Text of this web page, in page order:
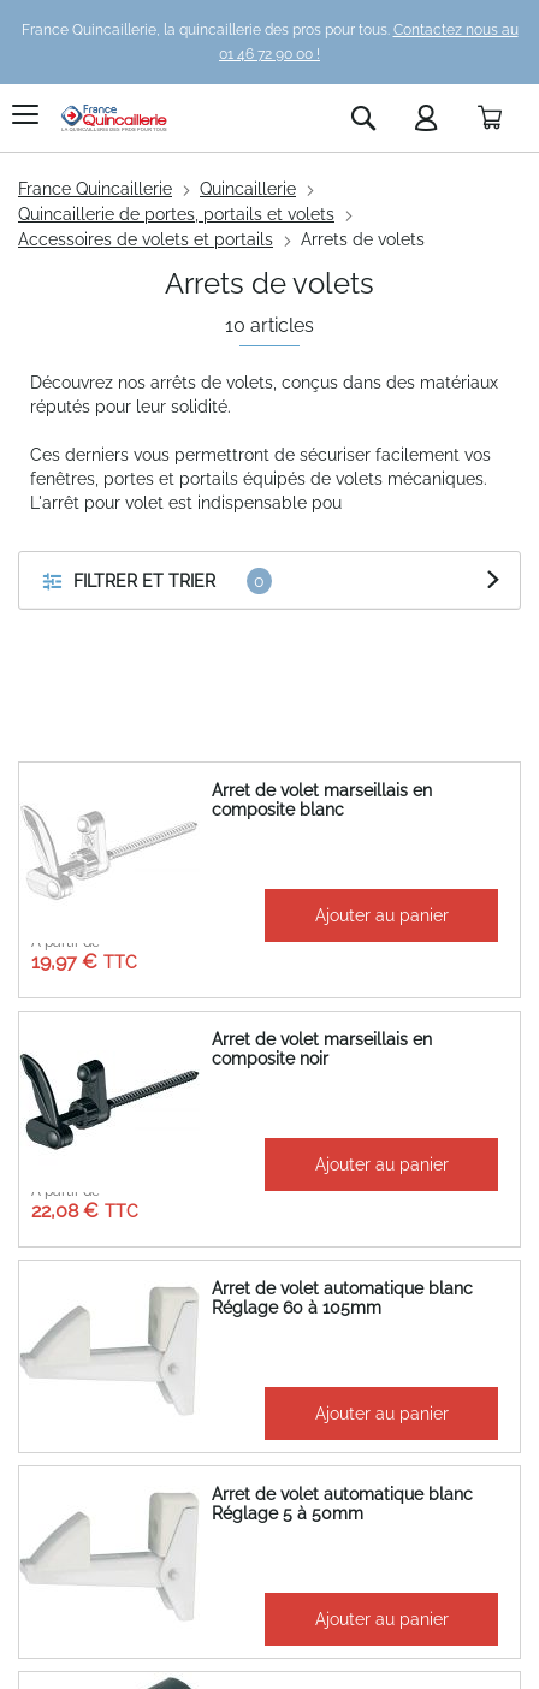
France Quincaillerie, la quincaillerie des pros pour tous. Contactez nous au
01 46 72 90 00 !
Rechercher
France Quincaillerie
Quincaillerie
Quincaillerie de portes, portails et volets
Accessoires de volets et portails
Arrets de volets
FILTRER ET TRIER
10 articles
Arrets de volets
Découvrez nos arrêts de volets, conçus dans des matériaux
réputés pour leur solidité.
Ces derniers vous permettront de sécuriser facilement vos
fenêtres, portes et portails équipés de volets mécaniques.
L'arrêt pour volet est indispensable pou
Arret de volet marseillais en
composite blanc
À partir de
19,97 €
Ajouter au panier
Arret de volet marseillais en
composite noir
À partir de
22,08 €
Ajouter au panier
Arret de volet automatique blanc
Réglage 60 à 105mm
Ajouter au panier
Arret de volet automatique blanc
Réglage 5 à 50mm
Ajouter au panier